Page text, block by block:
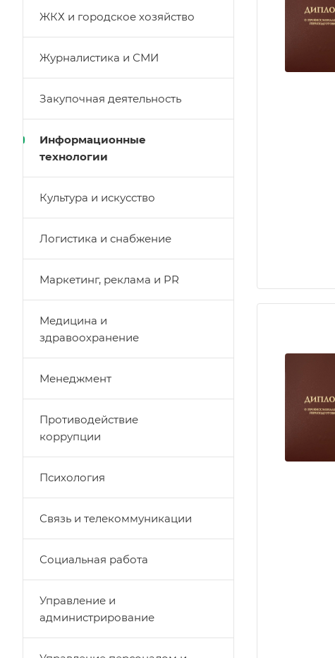
ЖКХ и городское хозяйство
Журналистика и СМИ
Закупочная деятельность
Информационные
технологии
Культура и искусство
Логистика и снабжение
Маркетинг, реклама и PR
Медицина и
здравоохранение
Менеджмент
Противодействие
коррупции
Психология
Связь и телекоммуникации
Социальная работа
Управление и
администрирование